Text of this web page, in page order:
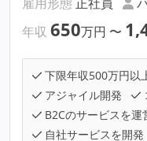
年収 650万円 〜
下限年収500万円以
アジャイル開発
B2Cのサービスを運
自社サービスを開発